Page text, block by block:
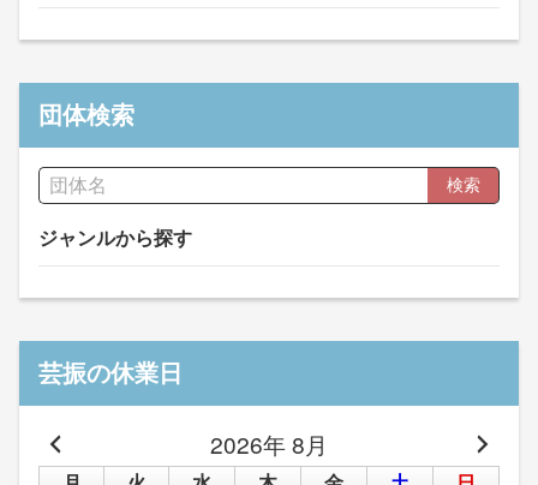
団体検索
検索
ジャンルから探す
芸振の休業日
2026年 8月